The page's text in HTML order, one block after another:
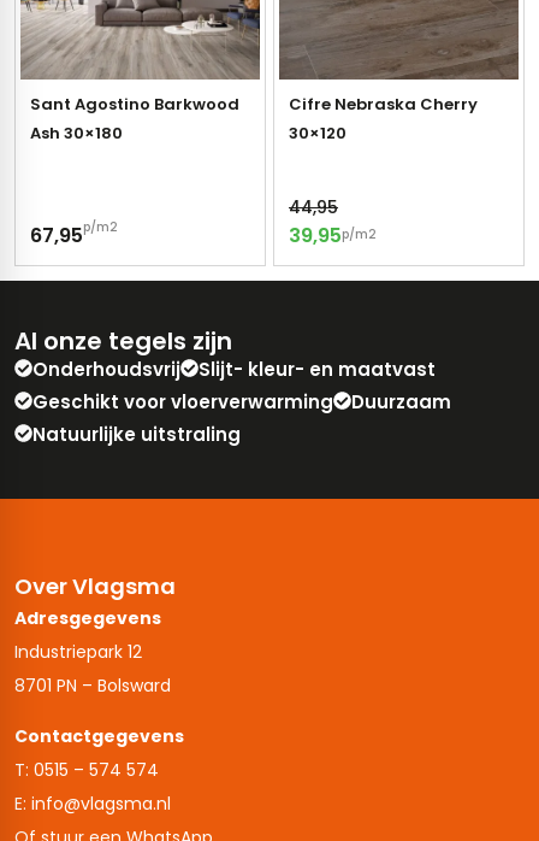
Sant Agostino Barkwood
Ash 30×180
67,95p/m2
Cifre Nebraska Cherry
30×120
44,95
39,95p/m2
Al onze tegels zijn
Onderhoudsvrij
Slijt- kleur- en maatvast
Geschikt voor vloerverwarming
Duurzaam
Natuurlijke uitstraling
Over Vlagsma
Adresgegevens
Industriepark 12
8701 PN – Bolsward
Contactgegevens
T: 0515 – 574 574
E: info@vlagsma.nl